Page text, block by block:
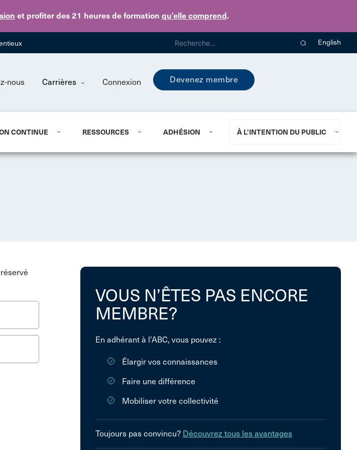
et profiter des 21 heures de formation qu’elle comprend.
Skip to main content
English
nous Carrières Connexion Devenez membre
CONTINUE RESSOURCES ADHÉSION À L’INTENTION DU PUBLIC
VOUS N’ÊTES PAS ENCORE
MEMBRE?
En adhérant à l’ABC, vous pouvez :
Élargir vos connaissances
Faire une différence
Mobiliser votre collectivité
Toujours pas convincu? Découvrez tous les avantages